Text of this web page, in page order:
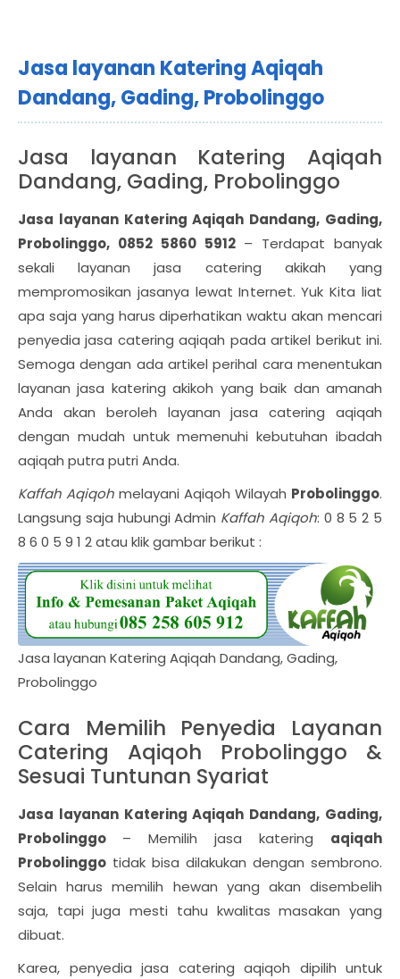
Jasa layanan Katering Aqiqah
Dandang, Gading, Probolinggo
Jasa layanan Katering Aqiqah
Dandang, Gading, Probolinggo
Jasa layanan Katering Aqiqah Dandang, Gading,
Probolinggo, 0852 5860 5912 – Terdapat banyak
sekali layanan jasa catering akikah yang
mempromosikan jasanya lewat Internet. Yuk Kita liat
apa saja yang harus diperhatikan waktu akan mencari
penyedia jasa catering aqiqah pada artikel berikut ini.
Semoga dengan ada artikel perihal cara menentukan
layanan jasa katering akikoh yang baik dan amanah
Anda akan beroleh layanan jasa catering aqiqah
dengan mudah untuk memenuhi kebutuhan ibadah
aqiqah putra putri Anda.
Kaffah Aqiqoh melayani Aqiqoh Wilayah Probolinggo.
Langsung saja hubungi Admin Kaffah Aqiqoh: 0 8 5 2 5
8 6 0 5 9 1 2 atau klik gambar berikut :
Jasa layanan Katering Aqiqah Dandang, Gading,
Probolinggo
Cara Memilih Penyedia Layanan
Catering Aqiqoh Probolinggo &
Sesuai Tuntunan Syariat
Jasa layanan Katering Aqiqah Dandang, Gading,
Probolinggo – Memilih jasa katering aqiqah
Probolinggo tidak bisa dilakukan dengan sembrono.
Selain harus memilih hewan yang akan disembelih
saja, tapi juga mesti tahu kwalitas masakan yang
dibuat.
Karea, penyedia jasa catering aqiqoh dipilih untuk